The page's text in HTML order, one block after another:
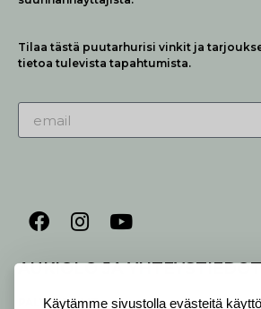
Käytämme sivustolla evästeitä
Tilaa tästä puutarhurisi vinkit ja
tietoa tulevista tapahtumista.
AUKIOLO JA YHTEYSTIEDOT
ALVELEMME: